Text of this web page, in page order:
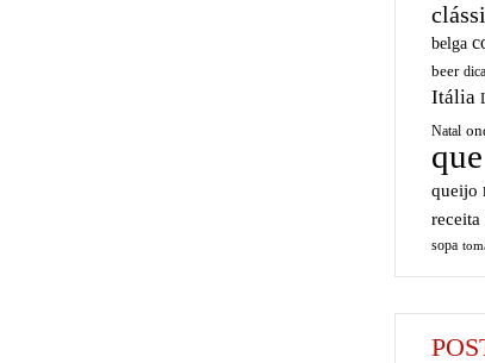
belga
beer
Itália
Natal
queijo
sopa